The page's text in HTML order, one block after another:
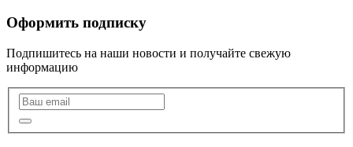
Оформить подписку
Подпишитесь на наши новости и получайте свежую
информацию